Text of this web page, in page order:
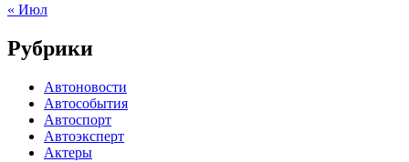
« Июл
Рубрики
Автоновости
Автособытия
Автоспорт
Автоэксперт
Актеры